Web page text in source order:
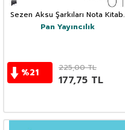
Sezen Aksu Şarkıları Nota Kitabı
01
Pan Yayıncılık
%21 225,00TL
177,75 TL